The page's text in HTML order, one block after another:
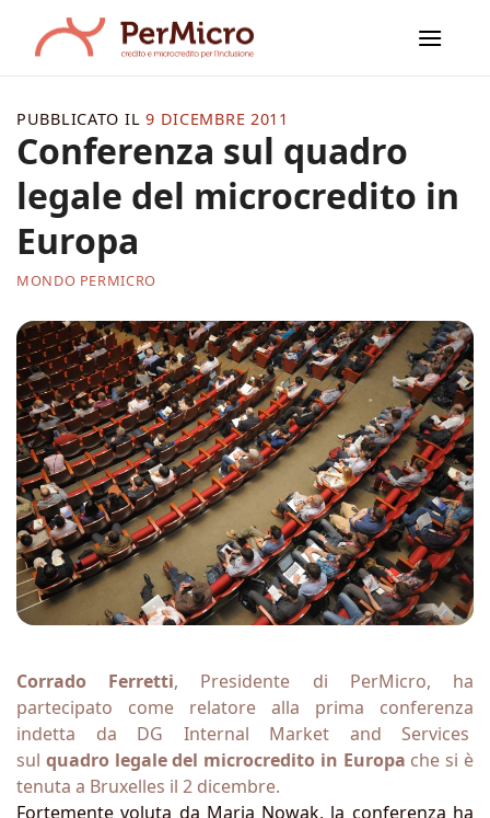
contenuti
MONDO PERMICRO
Conferenza sul quadro
legale del microcredito in
Europa
PUBBLICATO IL9 DICEMBRE 2011
Corrado Ferretti, Presidente di PerMicro, ha
partecipato come relatore alla prima conferenza
indetta da DG Internal Market and Services
sul quadro legale del microcredito in Europa che si è
tenuta a Bruxelles il 2 dicembre.
Fortemente voluta da Maria Nowak, la conferenza ha